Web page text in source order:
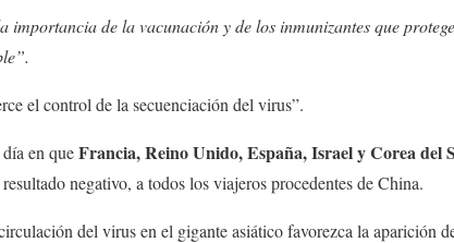
importancia de la vacunación y de los inmunizantes que
el control de la secuenciación del virus”.
en queFrancia, Reino Unido, España, Israel y Corea del
negativo, a todos los viajeros procedentes de China.
del virus en el gigante asiático favorezca la aparición